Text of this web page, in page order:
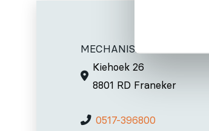
MECHANISATIE FRANEKER
Kiehoek 26
8801 RD Franeker
0517-396800